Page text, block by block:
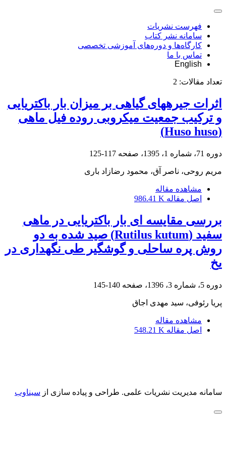
فهرست نشریات
سامانه نشر کتاب
کارگاه‌ها و دوره‌های آموزشی تخصصی
تماس با ما
English
تعداد مقالات: 2
اثرات جیرههای گیاهی بر میزان بار باکتریایی
و ترکیب جمعیت میکروبی روده فیل ماهی
(Huso huso)
دوره 71، شماره 1، 1395، صفحه 117-125
مریم روحی، ناصر آق، محمود رضازاد باری
مشاهده مقاله
اصل مقاله 986.41 K
بررسی مقایسه ای بار باکتریایی در ماهی
سفید (Rutilus kutum) صید شده به دو
روش پره ساحلی و گوشگیر طی نگهداری در
یخ
دوره 5، شماره 3، 1396، صفحه 140-145
پریا رئوفی، سید مهدی اجاق
مشاهده مقاله
اصل مقاله 548.21 K
سامانه مدیریت نشریات علمی. طراحی و پیاده سازی از سیناوب